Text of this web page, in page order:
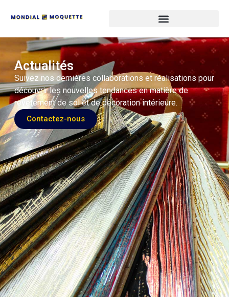
Actualités
Suivez nos dernières collaborations et réalisations pour
découvrir les nouvelles tendances en matière de
revêtement de sol et de décoration intérieure.
Contactez-nous